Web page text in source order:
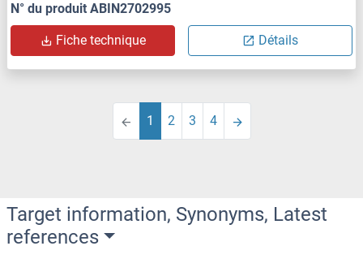
N° du produit ABIN2702995
Fiche technique Détails
1 2 3 4
Target information, Synonyms, Latest
references